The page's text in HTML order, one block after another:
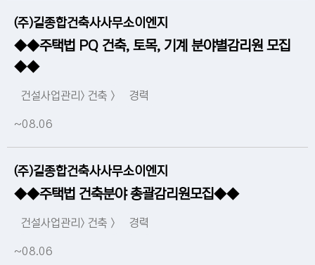
(주)길종합건축사사무소이엔지
◆◆주택법 PQ 건축, 토목, 기계 분야별감리원 모집
◆◆
건설사업관리> 건축 > 경력
~08.06
(주)길종합건축사사무소이엔지
◆◆주택법 건축분야 총괄감리원모집◆◆
건설사업관리> 건축 > 경력
~08.06